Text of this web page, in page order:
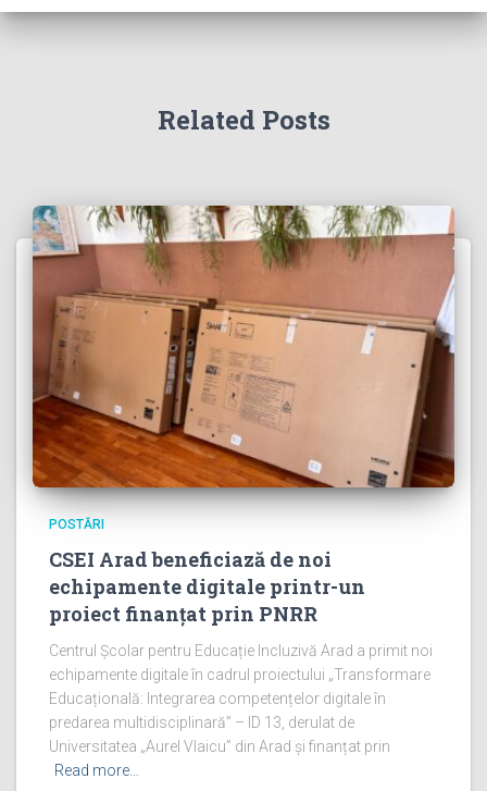
Related Posts
POSTĂRI
CSEI Arad beneficiază de noi
echipamente digitale printr-un
proiect finanțat prin PNRR
Centrul Școlar pentru Educație Incluzivă Arad a primit noi
echipamente digitale în cadrul proiectului „Transformare
Educațională: Integrarea competențelor digitale în
predarea multidisciplinară” – ID 13, derulat de
Universitatea „Aurel Vlaicu” din Arad și finanțat prin
Read more…